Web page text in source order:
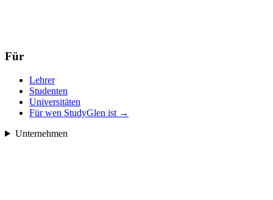
Für
Lehrer
Studenten
Universitäten
Für wen StudyGlen ist →
Unternehmen